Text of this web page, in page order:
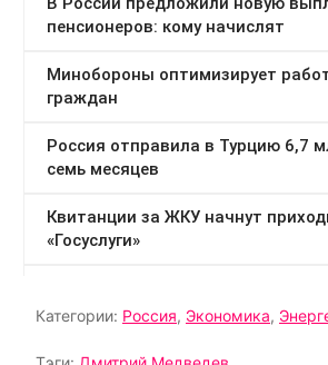
Категории: Россия, Экономика,